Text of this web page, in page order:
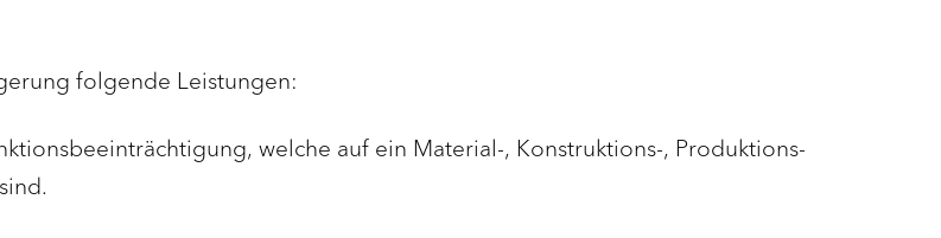
folgende Leistungen:
welche auf ein Material-, Konstruktions-, Produktions-